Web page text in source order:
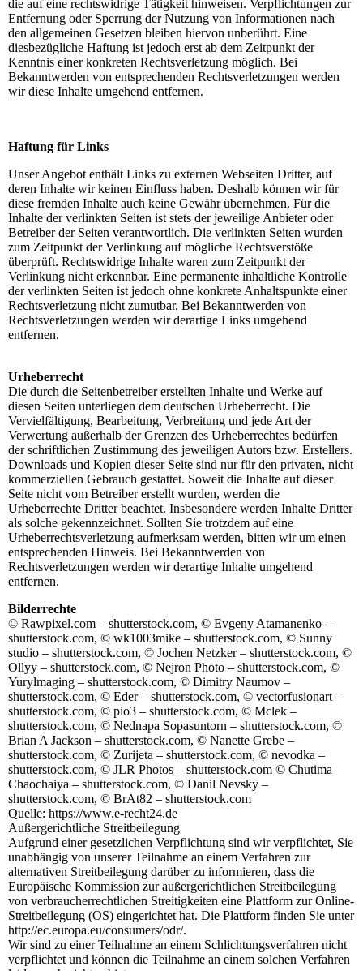
die auf eine rechtswidrige Tätigkeit hinweisen. Verpflichtungen zur
Entfernung oder Sperrung der Nutzung von Informationen nach
den allgemeinen Gesetzen bleiben hiervon unberührt. Eine
diesbezügliche Haftung ist jedoch erst ab dem Zeitpunkt der
Kenntnis einer konkreten Rechtsverletzung möglich. Bei
Bekanntwerden von entsprechenden Rechtsverletzungen werden
wir diese Inhalte umgehend entfernen.
Haftung für Links
Unser Angebot enthält Links zu externen Webseiten Dritter, auf
deren Inhalte wir keinen Einfluss haben. Deshalb können wir für
diese fremden Inhalte auch keine Gewähr übernehmen. Für die
Inhalte der verlinkten Seiten ist stets der jeweilige Anbieter oder
Betreiber der Seiten verantwortlich. Die verlinkten Seiten wurden
zum Zeitpunkt der Verlinkung auf mögliche Rechtsverstöße
überprüft. Rechtswidrige Inhalte waren zum Zeitpunkt der
Verlinkung nicht erkennbar. Eine permanente inhaltliche Kontrolle
der verlinkten Seiten ist jedoch ohne konkrete Anhaltspunkte einer
Rechtsverletzung nicht zumutbar. Bei Bekanntwerden von
Rechtsverletzungen werden wir derartige Links umgehend
entfernen.
Urheberrecht
Die durch die Seitenbetreiber erstellten Inhalte und Werke auf
diesen Seiten unterliegen dem deutschen Urheberrecht. Die
Vervielfältigung, Bearbeitung, Verbreitung und jede Art der
Verwertung außerhalb der Grenzen des Urheberrechtes bedürfen
der schriftlichen Zustimmung des jeweiligen Autors bzw. Erstellers.
Downloads und Kopien dieser Seite sind nur für den privaten, nicht
kommerziellen Gebrauch gestattet. Soweit die Inhalte auf dieser
Seite nicht vom Betreiber erstellt wurden, werden die
Urheberrechte Dritter beachtet. Insbesondere werden Inhalte Dritter
als solche gekennzeichnet. Sollten Sie trotzdem auf eine
Urheberrechtsverletzung aufmerksam werden, bitten wir um einen
entsprechenden Hinweis. Bei Bekanntwerden von
Rechtsverletzungen werden wir derartige Inhalte umgehend
entfernen.
Bilderrechte
© Rawpixel.com – shutterstock.com, © Evgeny Atamanenko –
shutterstock.com, © wk1003mike – shutterstock.com, © Sunny
studio – shutterstock.com, © Jochen Netzker – shutterstock.com, ©
Ollyy – shutterstock.com, © Nejron Photo – shutterstock.com, ©
Yurylmaging – shutterstock.com, © Dimitry Naumov –
shutterstock.com, © Eder – shutterstock.com, © vectorfusionart –
shutterstock.com, © pio3 – shutterstock.com, © Mclek –
shutterstock.com, © Nednapa Sopasuntorn – shutterstock.com, ©
Brian A Jackson – shutterstock.com, © Nanette Grebe –
shutterstock.com, © Zurijeta – shutterstock.com, © nevodka –
shutterstock.com, © JLR Photos – shutterstock.com © Chutima
Chaochaiya – shutterstock.com, © Danil Nevsky –
shutterstock.com, © BrAt82 – shutterstock.com
Quelle: https://www.e-recht24.de
Außergerichtliche Streitbeilegung
Aufgrund einer gesetzlichen Verpflichtung sind wir verpflichtet, Sie
unabhängig von unserer Teilnahme an einem Verfahren zur
alternativen Streitbeilegung darüber zu informieren, dass die
Europäische Kommission zur außergerichtlichen Streitbeilegung
von verbraucherrechtlichen Streitigkeiten eine Plattform zur Online-
Streitbeilegung (OS) eingerichtet hat. Die Plattform finden Sie unter
http://ec.europa.eu/consumers/odr/.
Wir sind zu einer Teilnahme an einem Schlichtungsverfahren nicht
verpflichtet und können die Teilnahme an einem solchen Verfahren